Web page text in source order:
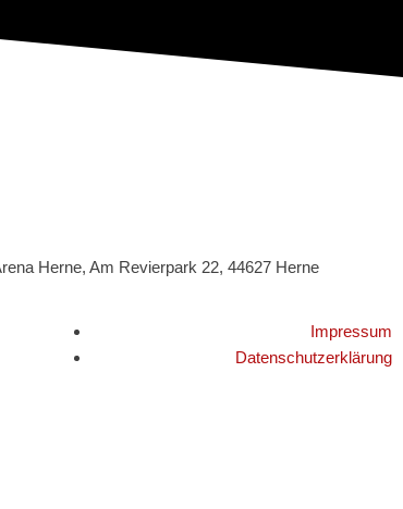
Herne, Am Revierpark 22, 44627 Herne
Impressum
Datenschutzerklärung